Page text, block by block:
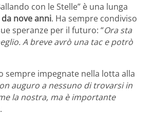
con le Stelle” è una lunga
nove anni. Ha sempre condiviso
speranze per il futuro: “Ora sta
A breve avrò una tac e potrò
sempre impegnate nella lotta alla
auguro a nessuno di trovarsi in
la nostra, ma è importante